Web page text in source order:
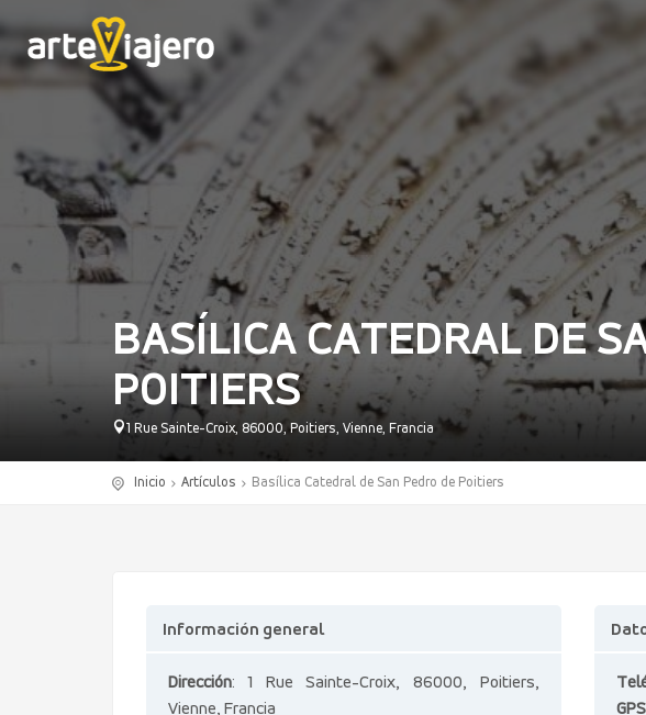
BASÍLICA CATEDRAL DE
POITIERS
1 Rue Sainte-Croix, 86000, Poitiers, Vienne, Francia
Inicio Artículos Basílica Catedral de San Pedro de Poitiers
Información general
Dirección: 1 Rue Sainte-Croix, 86000, Poitiers,
Vienne, Francia